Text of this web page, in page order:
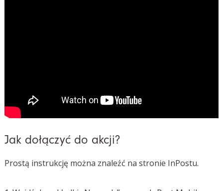
Jak dołączyć do akcji?
Prostą instrukcję można znaleźć na stronie InPostu.